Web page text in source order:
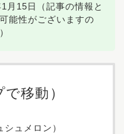
月15日（記事の情報と
能性がございますの
移動）
ュメロン）